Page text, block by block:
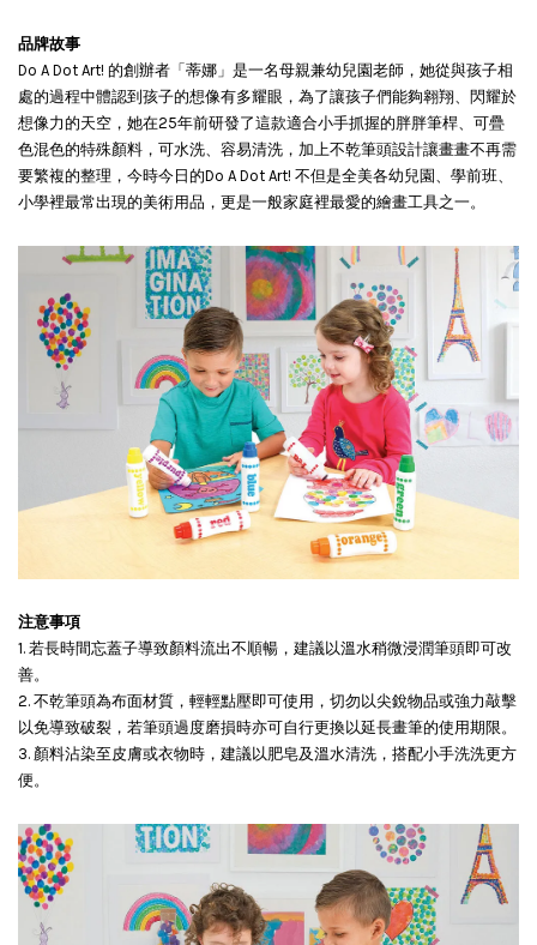
品牌故事
Do A Dot Art! 的創辦者「蒂娜」是一名母親兼幼兒園老師，她從與孩子相
處的過程中體認到孩子的想像有多耀眼，為了讓孩子們能夠翱翔、閃耀於
想像力的天空，她在25年前研發了這款適合小手抓握的胖胖筆桿、可疊
色混色的特殊顏料，可水洗、容易清洗，加上不乾筆頭設計讓畫畫不再需
要繁複的整理，今時今日的Do A Dot Art! 不但是全美各幼兒園、學前班、
小學裡最常出現的美術用品，更是一般家庭裡最愛的繪畫工具之一。
注意事項
1. 若長時間忘蓋子導致顏料流出不順暢，建議以溫水稍微浸潤筆頭即可改
善。
2. 不乾筆頭為布面材質，輕輕點壓即可使用，切勿以尖銳物品或強力敲擊
以免導致破裂，若筆頭過度磨損時亦可自行更換以延長畫筆的使用期限。
3. 顏料沾染至皮膚或衣物時，建議以肥皂及溫水清洗，搭配小手洗洗更方
便。